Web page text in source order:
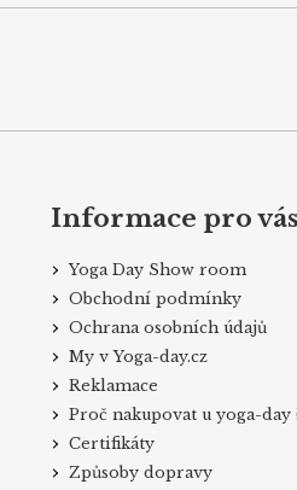
Informace pro vás
Yoga Day Show room
Obchodní podmínky
Ochrana osobních údajů
My v Yoga-day.cz
Reklamace
Proč nakupovat u yoga-day
Certifikáty
Způsoby dopravy